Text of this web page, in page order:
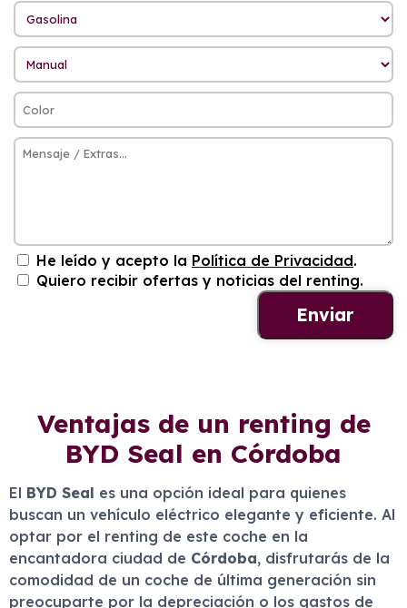
He leído y acepto la Política de Privacidad.
Quiero recibir ofertas y noticias del renting.
Ventajas de un renting de
BYD Seal en Córdoba
El BYD Seal es una opción ideal para quienes
buscan un vehículo eléctrico elegante y eficiente. Al
optar por el renting de este coche en la
encantadora ciudad de Córdoba, disfrutarás de la
comodidad de un coche de última generación sin
preocuparte por la depreciación o los gastos de